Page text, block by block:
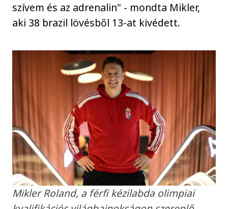
szívem és az adrenalin" - mondta Mikler,
aki 38 brazil lövésből 13-at kivédett.
Mikler Roland, a férfi kézilabda olimpiai